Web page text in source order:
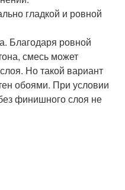
гладкой и ровной
Благодаря ровной
смесь может
Но такой вариант
обоями. При условии
финишного слоя не